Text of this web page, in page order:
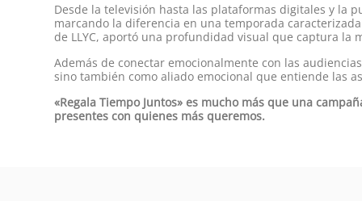
Desde la televisión hasta las plataformas digitales y la
marcando la diferencia en una temporada
de LLYC, aportó una profundidad visual que captura la
Además de conectar emocionalmente con las
sino también como aliado emocional que entiende las
«Regala Tiempo Juntos» es mucho más que una
presentes con quienes más queremos.